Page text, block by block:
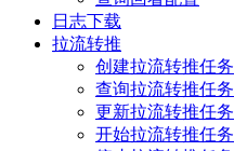
日志下载
拉流转推
创建拉流转推任务
查询拉流转推任务
更新拉流转推任务
开始拉流转推任务